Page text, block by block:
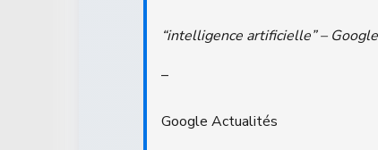
“intelligence artificielle” –
–
Google Actualités